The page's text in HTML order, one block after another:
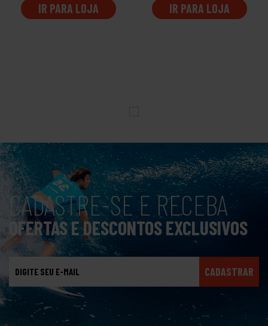
IR PARA LOJA IR PARA LOJA
CADASTRE-SE E RECEBA
OFERTAS E DESCONTOS EXCLUSIVOS
CADASTRAR